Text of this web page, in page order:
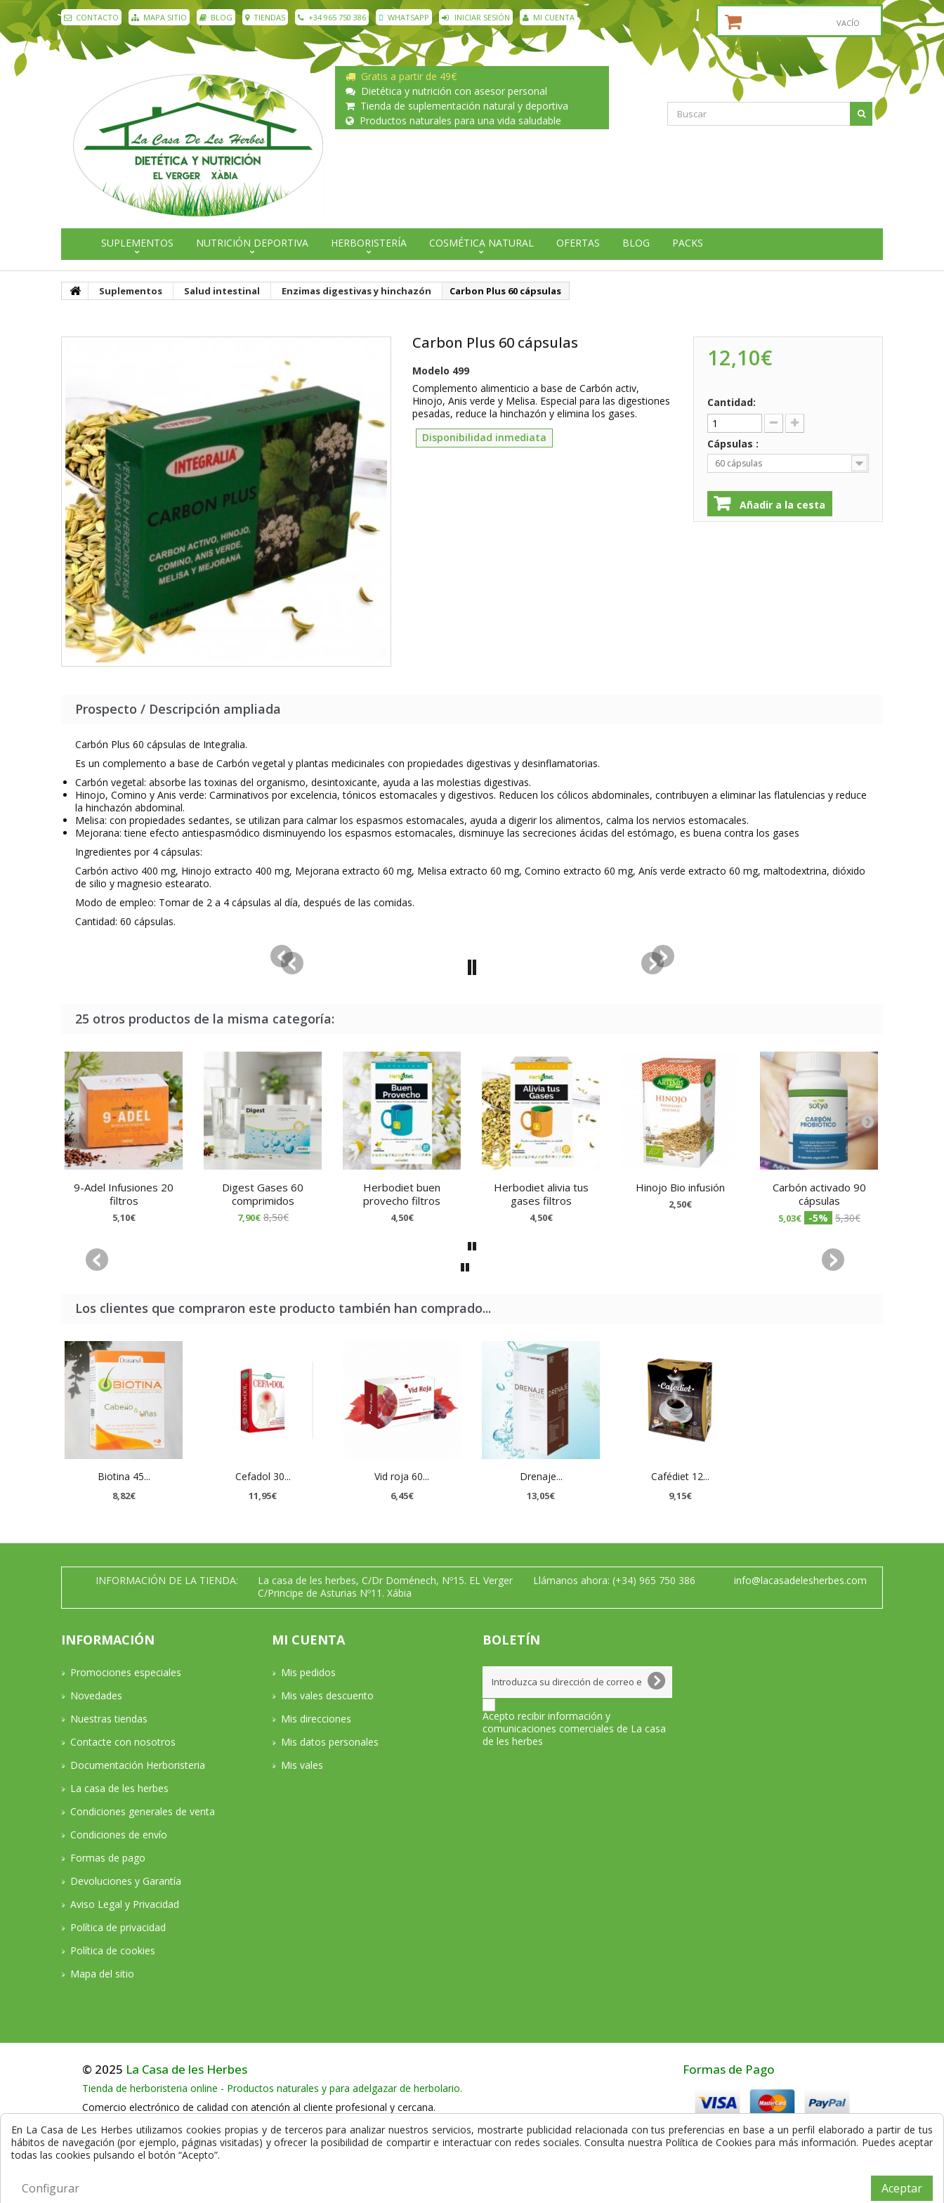
VACÍO
CONTACTO MAPA SITIO BLOG TIENDAS +34 965 750 386 WHATSAPP INICIAR SESIÓN MI CUENTA
Gratis a partir de 49€
Dietética y nutrición con asesor personal
Tienda de suplementación natural y deportiva
Productos naturales para una vida saludable
SUPLEMENTOS NUTRICIÓN DEPORTIVA HERBORISTERÍA COSMÉTICA NATURAL OFERTAS BLOG PACKS
Suplementos Salud intestinal Enzimas digestivas y hinchazón Carbon Plus 60 cápsulas
Carbon Plus 60 cápsulas
Modelo 499
Complemento alimenticio a base de Carbón activ,
Hinojo, Anis verde y Melisa. Especial para las digestiones
pesadas, reduce la hinchazón y elimina los gases.
Disponibilidad inmediata
12,10€
Cantidad:
Cápsulas :
60 cápsulas
Añadir a la cesta
Prospecto / Descripción ampliada
Carbón Plus 60 cápsulas de Integralia.
Es un complemento a base de Carbón vegetal y plantas medicinales con propiedades digestivas y desinflamatorias.
Carbón vegetal: absorbe las toxinas del organismo, desintoxicante, ayuda a las molestias digestivas.
Hinojo, Comino y Anis verde: Carminativos por excelencia, tónicos estomacales y digestivos. Reducen los cólicos abdominales, contribuyen a eliminar las flatulencias y reduce
la hinchazón abdominal.
Melisa: con propiedades sedantes, se utilizan para calmar los espasmos estomacales, ayuda a digerir los alimentos, calma los nervios estomacales.
Mejorana: tiene efecto antiespasmódico disminuyendo los espasmos estomacales, disminuye las secreciones ácidas del estómago, es buena contra los gases
Ingredientes por 4 cápsulas:
Carbón activo 400 mg, Hinojo extracto 400 mg, Mejorana extracto 60 mg, Melisa extracto 60 mg, Comino extracto 60 mg, Anís verde extracto 60 mg, maltodextrina, dióxido
de silio y magnesio estearato.
Modo de empleo: Tomar de 2 a 4 cápsulas al día, después de las comidas.
Cantidad: 60 cápsulas.
25 otros productos de la misma categoría:
9-Adel Infusiones 20
filtros
5,10€
Digest Gases 60
comprimidos
7,90€ 8,50€
Herbodiet buen
provecho filtros
4,50€
Herbodiet alivia tus
gases filtros
4,50€
Hinojo Bio infusión
2,50€
Carbón activado 90
cápsulas
5,03€ -5% 5,30€
Los clientes que compraron este producto también han comprado...
Biotina 45...
8,82€
Cefadol 30...
11,95€
Vid roja 60...
6,45€
Drenaje...
13,05€
Cafédiet 12...
9,15€
INFORMACIÓN DE LA TIENDA:
La casa de les herbes, C/Dr Doménech, Nº15. EL Verger
C/Principe de Asturias Nº11. Xábia
Llámanos ahora: (+34) 965 750 386 info@lacasadelesherbes.com
INFORMACIÓN
Promociones especiales
Novedades
Nuestras tiendas
Contacte con nosotros
Documentación Herboristeria
La casa de les herbes
Condiciones generales de venta
Condiciones de envío
Formas de pago
Devoluciones y Garantía
Aviso Legal y Privacidad
Política de privacidad
Política de cookies
Mapa del sitio
MI CUENTA
Mis pedidos
Mis vales descuento
Mis direcciones
Mis datos personales
Mis vales
BOLETÍN
Acepto recibir información y
comunicaciones comerciales de La casa
de les herbes
© 2025 La Casa de les Herbes
Tienda de herboristeria online - Productos naturales y para adelgazar de herbolario.
Comercio electrónico de calidad con atención al cliente profesional y cercana.
La compra en nuestra herboristería está protegida y utiliza certificado de seguridad SSL que garantiza la privacidad de los
datos que se transmiten durante el proceso de compra.
Formas de Pago
Compra Segura
En La Casa de Les Herbes utilizamos cookies propias y de terceros para analizar nuestros servicios, mostrarte publicidad relacionada con tus preferencias en base a un perfil elaborado a partir de tus
hábitos de navegación (por ejemplo, páginas visitadas) y ofrecer la posibilidad de compartir e interactuar con redes sociales. Consulta nuestra Política de Cookies para más información. Puedes aceptar
todas las cookies pulsando el botón “Acepto”.
Aceptar
Configurar